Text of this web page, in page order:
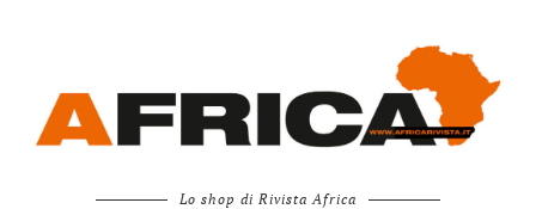
Lo shop di Rivista Africa